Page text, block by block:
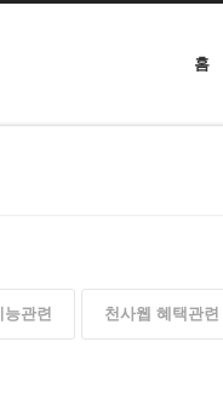
홈
능관련 천사웹 혜택관련